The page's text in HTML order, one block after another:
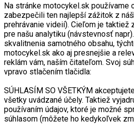
Na stránke motocykel.sk používame
zabezpečili ten najlepší zážitok z
prehrávanie videií). Cieľom je taktiež
pre našu analytiku (návstevnosť
skvalitnenia samotného obsahu,
motocykel.sk ako aj presnejšie a
reklám vám, naším čitateľom. Svoj
vpravo stlačením tlačidla:
SÚHLASÍM SO VŠETKÝM
všetky uvádzané účely. Taktiež
používaním údajov, ktoré je možné
súhlasom (môžete ho kedykoľvek